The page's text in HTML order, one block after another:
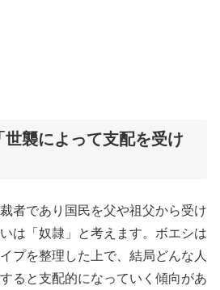
襲によって支配を受け
者であり国民を父や祖父から受け
は「奴隷」と考えます。ボエシは
プを整理した上で、結局どんな人
ると支配的になっていく傾向があ